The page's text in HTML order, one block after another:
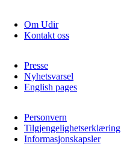
Om Udir
Kontakt oss
Presse
Nyhetsvarsel
English pages
Personvern
Tilgjengelighetserklæring
Informasjonskapsler